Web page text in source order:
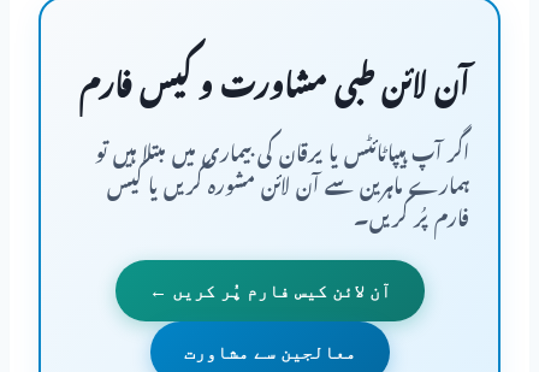
آن لائن طبی مشاورت و کیس فارم
اگر آپ ہیپاٹائٹس يا یرقان کی بیماری میں مبتلا ہیں تو
ہمارے ماہرین سے آن لائن مشورہ کریں یا کیس
فارم پُر کریں۔
آن لائن کیس فارم پُر کریں ←
معالجین سے مشاورت